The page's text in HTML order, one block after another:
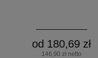
od 180,69 zł
146,90 zł netto